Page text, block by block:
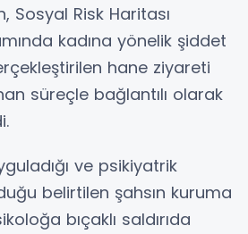
Sosyal Risk Haritası
kadına yönelik şiddet
hane ziyareti
süreçle bağlantılı olarak
ve psikiyatrik
belirtilen şahsın kuruma
bıçaklı saldırıda